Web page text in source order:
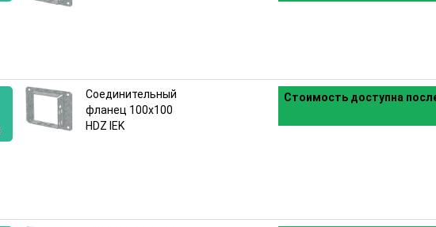
Соединительный
фланец 100х100
HDZ IEK
Стоимость доступна